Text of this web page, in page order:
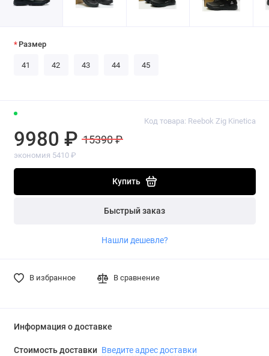
Код товара: Reebok Zig Kinetica
9980 ₽ 15390 ₽
экономия 5410 ₽
Купить
Быстрый заказ
Нашли дешевле?
В избранное В сравнение
Размер
41 42 43 44 45
Информация о доставке
Стоимость доставки Введите адрес доставки